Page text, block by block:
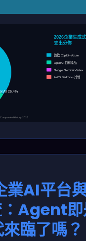
25.4%
2026企業生成
支出分佈
微軟 Copilot+Azure
OpenAI 自有產品
Google Gemini+Vertex
AWS Bedrock+其他
CompaniesHistory 2026
業AI平台
Agent
臨了嗎？